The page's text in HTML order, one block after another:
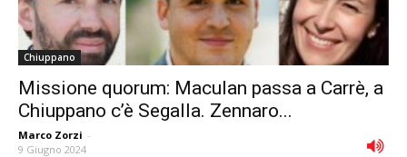
Chiuppano
Missione quorum: Maculan passa a Carrè, a
Chiuppano c’è Segalla. Zennaro...
Marco Zorzi -
9 Giugno 2024